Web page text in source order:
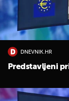
DNEVNIK.HR
Predstavljeni